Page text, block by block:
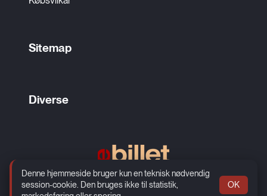
Sitemap
Diverse
Rosenkæret 13, 2.
Denne hjemmeside bruger kun en teknisk nødvendig
session-cookie. Den bruges ikke til statistik,
OK